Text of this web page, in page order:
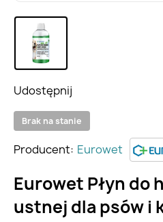
Brak na stanie
Eurowet Płyn do
ustnej dla psów i
Producent: Eurowet
Udostępnij